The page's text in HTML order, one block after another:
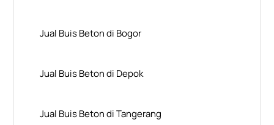
Jual Buis Beton di Bogor
Jual Buis Beton di Depok
Jual Buis Beton di Tangerang